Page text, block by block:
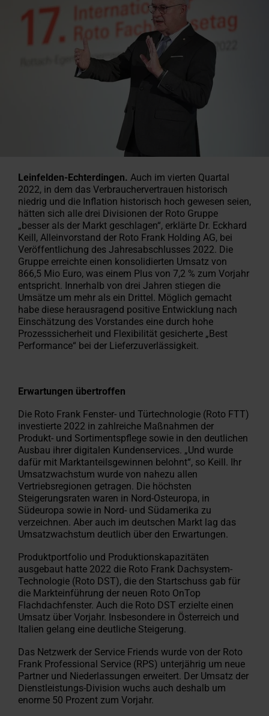
anfordern
für Profis
Handwerker in der
Roto macht's möglich!
100%
Fassadenanschluss­
fenster
Zubehör und Anschlussprodukte
Dachfenster Ausstattung
Sonnenschutz & Rollos
innen
finden
Maßtreppen-
In 3 Schritten zur
Kundendienst
anfragen
Experten
Roto
Handwerker in der Nähe finden
Roto macht's möglich!
Roto Förderauskunft für
Renovierung
Von Profis für Profis
Häufige
für Profis
Download-Bereich
Techn. Daten, Preislisten,
Broschüren & mehr
Tools & Konfiguratoren
Alles rund um Roto
Jetzt entdecken
Designo
Leinfelden-Echterdingen. Auch im vierten Quartal
2022, in dem das Verbrauchervertrauen historisch
niedrig und die Inflation historisch hoch gewesen seien,
hätten sich alle drei Divisionen der Roto Gruppe
„besser als der Markt geschlagen“, erklärte Dr. Eckhard
Keill, Alleinvorstand der Roto Frank Holding AG, bei
Veröffentlichung des Jahresabschlusses 2022. Die
Gruppe erreichte einen konsolidierten Umsatz von
866,5 Mio Euro, was einem Plus von 7,2 % zum Vorjahr
entspricht. Innerhalb von drei Jahren stiegen die
Umsätze um mehr als ein Drittel. Möglich gemacht
habe diese herausragend positive Entwicklung nach
Einschätzung des Vorstandes eine durch hohe
Prozesssicherheit und Flexibilität gesicherte „Best
Performance“ bei der Lieferzuverlässigkeit.
Erwartungen übertroffen
Die Roto Frank Fenster- und Türtechnologie (Roto FTT)
investierte 2022 in zahlreiche Maßnahmen der
Produkt- und Sortimentspflege sowie in den deutlichen
Ausbau ihrer digitalen Kundenservices. „Und wurde
dafür mit Marktanteilsgewinnen belohnt“, so Keill. Ihr
Umsatzwachstum wurde von nahezu allen
Vertriebsregionen getragen. Die höchsten
Steigerungsraten waren in Nord-Osteuropa, in
Südeuropa sowie in Nord- und Südamerika zu
verzeichnen. Aber auch im deutschen Markt lag das
Umsatzwachstum deutlich über den Erwartungen.
Produktportfolio und Produktionskapazitäten
ausgebaut hatte 2022 die Roto Frank Dachsystem-
Technologie (Roto DST), die den Startschuss gab für
die Markteinführung der neuen Roto OnTop
Flachdachfenster. Auch die Roto DST erzielte einen
Umsatz über Vorjahr. Insbesondere in Österreich und
Italien gelang eine deutliche Steigerung.
Das Netzwerk der Service Friends wurde von der Roto
Frank Professional Service (RPS) unterjährig um neue
Partner und Niederlassungen erweitert. Der Umsatz der
Dienstleistungs-Division wuchs auch deshalb um
enorme 50 Prozent zum Vorjahr.